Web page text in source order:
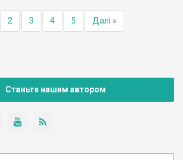
2 3 4 5 Далі »
Станьте нашим автором